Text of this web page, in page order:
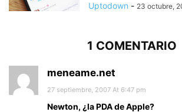
Uptodown - 23 octubre,
1 COMENTARIO
meneame.net
27 septiembre, 2007 At 6:47 pm
Newton, ¿la PDA de Apple?